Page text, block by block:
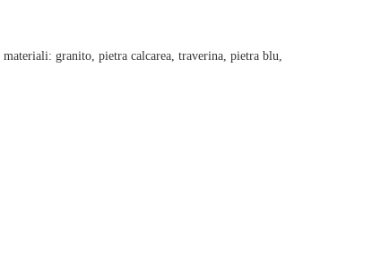
granito, pietra calcarea, traverina, pietra blu,